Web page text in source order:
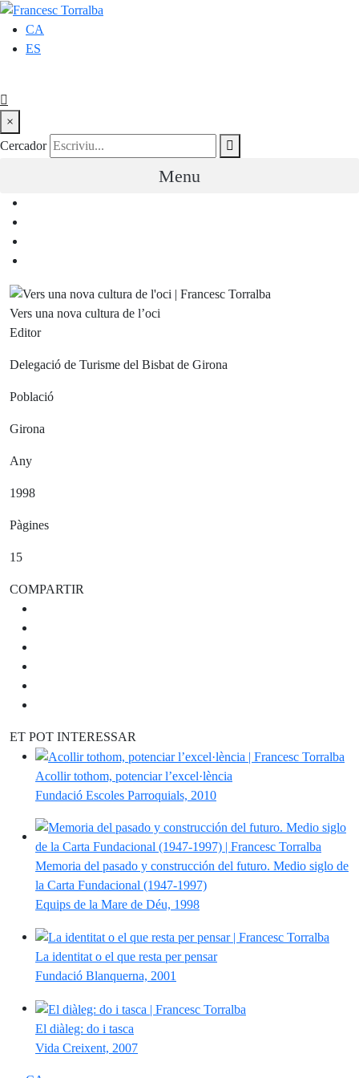
CA
ES
×
Cercador
Menu
Vers una nova cultura de l’oci
Editor
Delegació de Turisme del Bisbat de Girona
Població
Girona
Any
1998
Pàgines
15
COMPARTIR
ET POT INTERESSAR
Acollir tothom, potenciar l’excel·lència
Fundació Escoles Parroquials, 2010
Memoria del pasado y construcción del futuro. Medio siglo de
la Carta Fundacional (1947-1997)
Equips de la Mare de Déu, 1998
La identitat o el que resta per pensar
Fundació Blanquerna, 2001
El diàleg: do i tasca
Vida Creixent, 2007